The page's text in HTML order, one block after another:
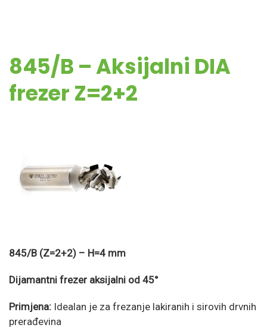
845/B – Aksijalni DIA
frezer Z=2+2
845/B (Z=2+2) – H=4 mm
Dijamantni frezer aksijalni od 45°
Primjena: Idealan je za frezanje lakiranih i sirovih drvnih
prerađevina